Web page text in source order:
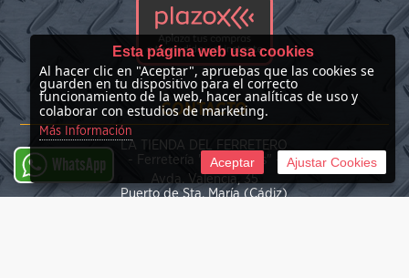
CONTACTO
LA TIENDA DEL FERRETERO
- Ferretería "Las Nieves" -
Avda. Valencia, 35
Puerto de Sta. María (Cádiz)
WhatsApp
Esta página web usa cookies
Al hacer clic en "Aceptar", apruebas que las cookies se
guarden en tu dispositivo para el correcto
funcionamiento de la web, hacer analíticas de uso y
colaborar con estudios de marketing.
Más Información
Aceptar Ajustar Cookies